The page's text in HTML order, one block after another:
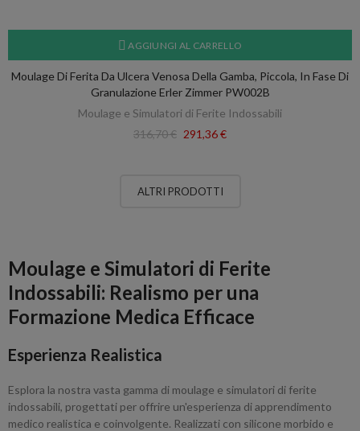
AGGIUNGI AL CARRELLO
Moulage Di Ferita Da Ulcera Venosa Della Gamba, Piccola, In Fase Di
Granulazione Erler Zimmer PW002B
Moulage e Simulatori di Ferite Indossabili
316,70 € 291,36 €
ALTRI PRODOTTI
Moulage e Simulatori di Ferite
Indossabili: Realismo per una
Formazione Medica Efficace
Esperienza Realistica
Esplora la nostra vasta gamma di moulage e simulatori di ferite
indossabili, progettati per offrire un'esperienza di apprendimento
medico realistica e coinvolgente. Realizzati con silicone morbido e